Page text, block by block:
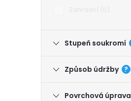
Stupeň soukromí
Způsob údržby ?
Povrchová úprava